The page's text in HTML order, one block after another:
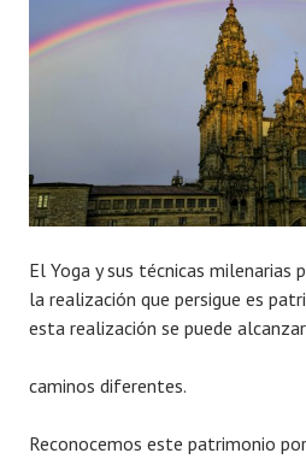
El Yoga y sus técnicas milenarias
la realización que persigue es
esta realización se puede
caminos diferentes.
Reconocemos este patrimonio